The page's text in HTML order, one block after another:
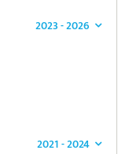
2023 - 2026
2021 - 2024